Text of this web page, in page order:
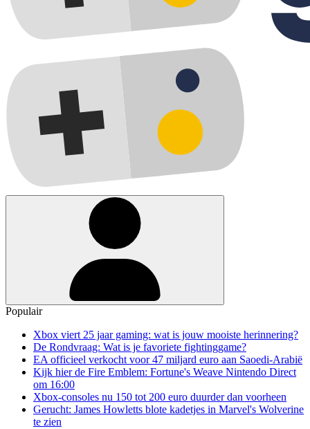
Populair
Xbox viert 25 jaar gaming: wat is jouw mooiste herinnering?
De Rondvraag: Wat is je favoriete fightinggame?
EA officieel verkocht voor 47 miljard euro aan Saoedi-Arabië
Kijk hier de Fire Emblem: Fortune's Weave Nintendo Direct
om 16:00
Xbox-consoles nu 150 tot 200 euro duurder dan voorheen
Gerucht: James Howletts blote kadetjes in Marvel's Wolverine
te zien